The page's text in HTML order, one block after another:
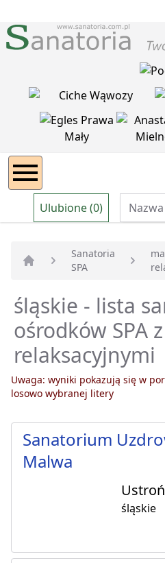
Ulubione (0)
Strona główna
Sanatoria
SPA
śląskie - lista
ośrodków SPA
relaksacyjnymi
Uwaga: wyniki pokazują się w
losowo wybranej litery
Sanatorium
Malwa
Ustroń
śląskie